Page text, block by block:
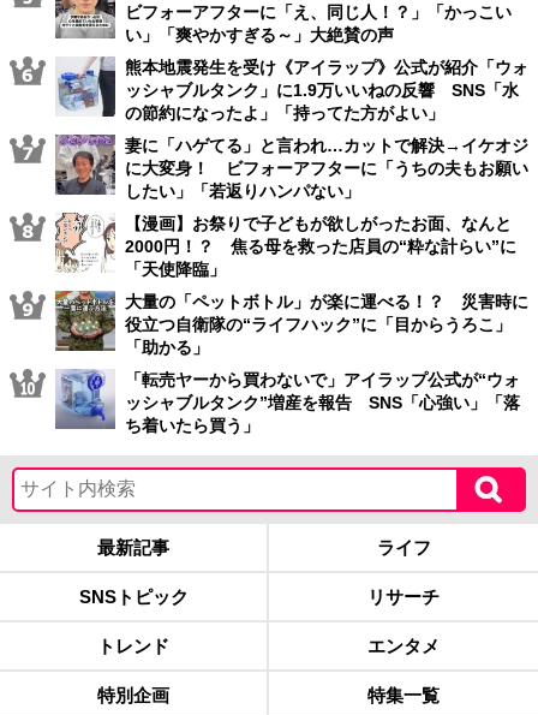
ビフォーアフターに「え、同じ人！？」「かっこい
い」「爽やかすぎる～」大絶賛の声
熊本地震発生を受け《アイラップ》公式が紹介「ウォ
ッシャブルタンク」に1.9万いいねの反響 SNS「水
の節約になったよ」「持ってた方がよい」
妻に「ハゲてる」と言われ…カットで解決→イケオジ
に大変身！ ビフォーアフターに「うちの夫もお願い
したい」「若返りハンパない」
【漫画】お祭りで子どもが欲しがったお面、なんと
2000円！？ 焦る母を救った店員の“粋な計らい”に
「天使降臨」
大量の「ペットボトル」が楽に運べる！？ 災害時に
役立つ自衛隊の“ライフハック”に「目からうろこ」
「助かる」
「転売ヤーから買わないで」アイラップ公式が“ウォ
ッシャブルタンク”増産を報告 SNS「心強い」「落
ち着いたら買う」
最新記事 ライフ
SNSトピック リサーチ
トレンド エンタメ
特別企画 特集一覧